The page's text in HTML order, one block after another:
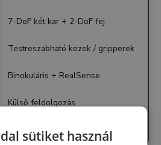
7-DoF két kar + 2-DoF fej
Testreszabható kezek / gripperek
Binokuláris + RealSense
Külső feldolgozás
Ethernetsütiket használ